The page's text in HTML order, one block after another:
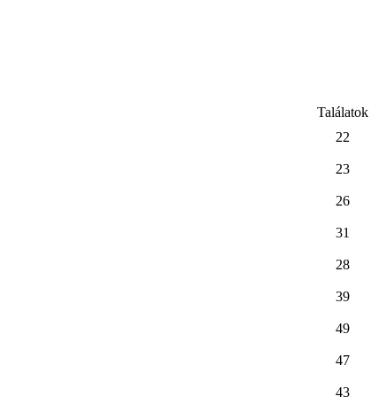
Találatok
22
23
26
31
28
39
49
47
43